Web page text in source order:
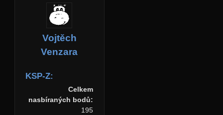
Vojtěch
Venzara
KSP-Z:
Celkem
nasbíraných bodů:
195